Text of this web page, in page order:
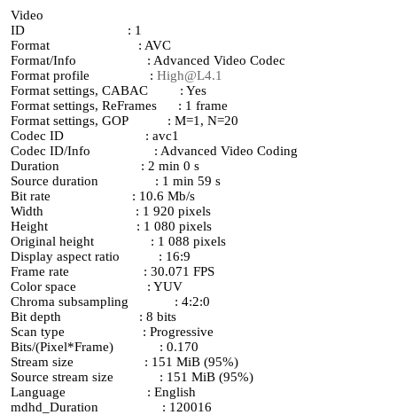
Video
ID : 1
Format : AVC
Format/Info : Advanced Video Codec
Format profile : High@L4.1
Format settings, CABAC : Yes
Format settings, ReFrames : 1 frame
Format settings, GOP : M=1, N=20
Codec ID : avc1
Codec ID/Info : Advanced Video Coding
Duration : 2 min 0 s
Source duration : 1 min 59 s
Bit rate : 10.6 Mb/s
Width : 1 920 pixels
Height : 1 080 pixels
Original height : 1 088 pixels
Display aspect ratio : 16:9
Frame rate : 30.071 FPS
Color space : YUV
Chroma subsampling : 4:2:0
Bit depth : 8 bits
Scan type : Progressive
Bits/(Pixel*Frame) : 0.170
Stream size : 151 MiB (95%)
Source stream size : 151 MiB (95%)
Language : English
mdhd_Duration : 120016